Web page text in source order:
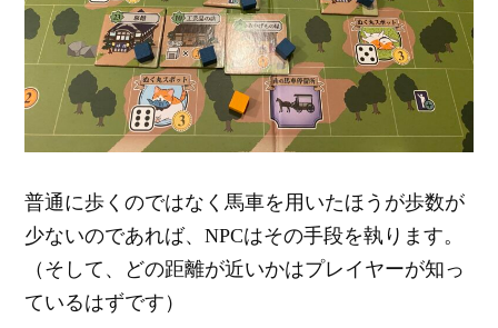
普通に歩くのではなく馬車を用いたほうが歩数が
少ないのであれば、NPCはその手段を執ります。
（そして、どの距離が近いかはプレイヤーが知っ
ているはずです）